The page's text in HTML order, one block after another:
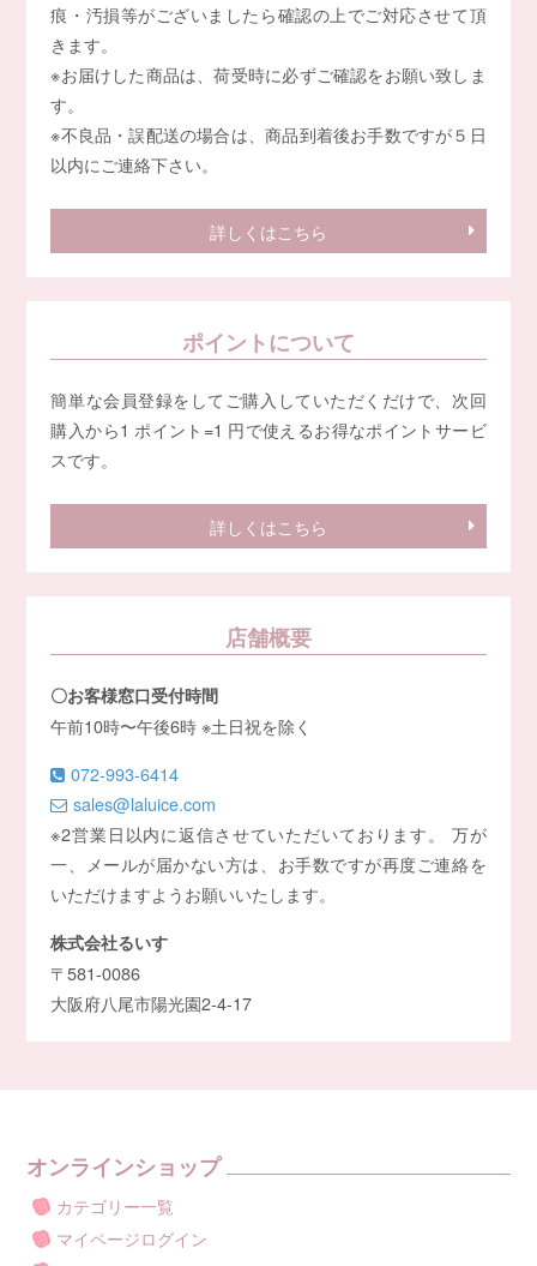
痕・汚損等がございましたら確認の上でご対応させて頂
きます。
※お届けした商品は、荷受時に必ずご確認をお願い致しま
す。
※不良品・誤配送の場合は、商品到着後お手数ですが５日
以内にご連絡下さい。
詳しくはこちら
ポイントについて
簡単な会員登録をしてご購入していただくだけで、次回
購入から1 ポイント=1 円で使えるお得なポイントサービ
スです。
詳しくはこちら
店舗概要
〇お客様窓口受付時間
午前10時〜午後6時 ※土日祝を除く
072-993-6414
sales@laluice.com
※2営業日以内に返信させていただいております。 万が
一、メールが届かない方は、お手数ですが再度ご連絡を
いただけますようお願いいたします。
株式会社るいす
〒581-0086
大阪府八尾市陽光園2-4-17
オンラインショップ
カテゴリー一覧
マイページログイン